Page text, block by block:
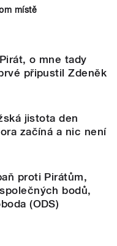
místě
o mne tady
připustil Zdeněk
jistota den
začíná a nic není
proti Pirátům,
bodů,
(ODS)